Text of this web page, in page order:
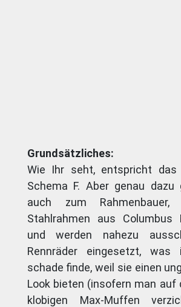
Grundsätzliches:
Wie Ihr seht, entspricht das
Schema F. Aber genau
auch zum
Stahlrahmen aus Columbus
und werden nahezu
Rennräder eingesetzt, was
schade finde, weil sie einen
Look bieten (insofern man auf
klobigen Max-Muffen